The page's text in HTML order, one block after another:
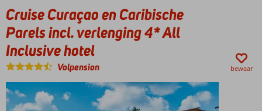
Cruise Curaçao en Caribische
Parels incl. verlenging 4* All
Inclusive hotel
Volpension bewaar